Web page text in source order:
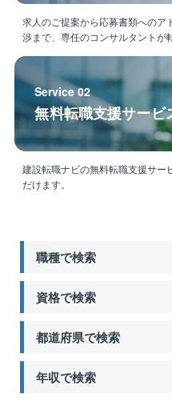
・計画的な休日出勤で、
ます。
求人のご提案から応募書類への
渉まで、専任のコンサルタントが
Service 02
無料転職支援サービ
建設転職ナビの無料転職支援サー
だけます。
職種で検索
資格で検索
都道府県で検索
年収で検索